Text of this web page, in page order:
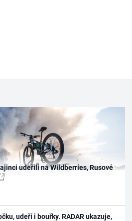
udeřili na Wildberries, Rusové
udeří i bouřky. RADAR ukazuje,